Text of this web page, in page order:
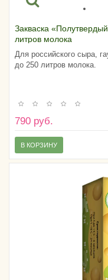
Закваска
литров молока
Для российского сыра,
до 250 литров молока.
790 руб.
В КОРЗИНУ